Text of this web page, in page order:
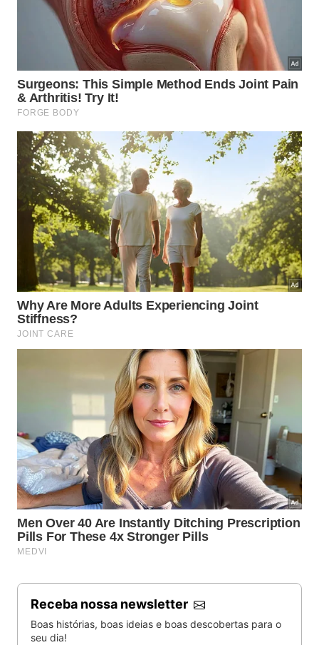
Receba nossa newsletter
Boas histórias, boas ideias e boas descobertas para o
seu dia!